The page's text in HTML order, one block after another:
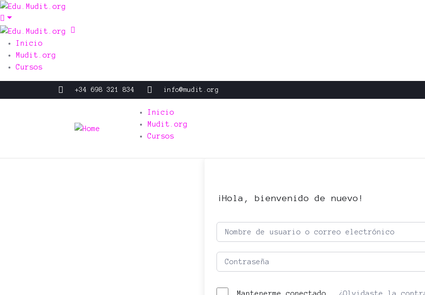
Inicio
Mudit.org
Cursos
+34 698 321 834 info@mudit.org
Inicio
Mudit.org
Cursos
¡Hola, bienvenido de nuevo!
Mantenerme conectado